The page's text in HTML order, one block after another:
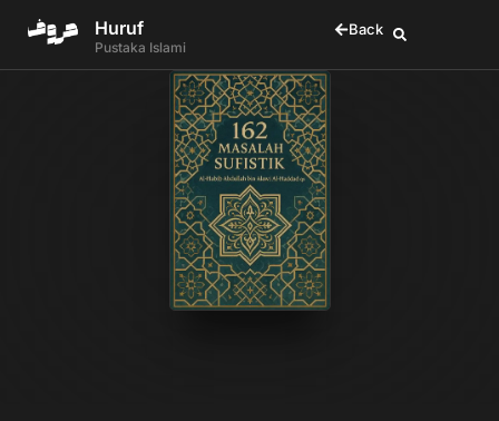
Huruf
Pustaka Islami
Back